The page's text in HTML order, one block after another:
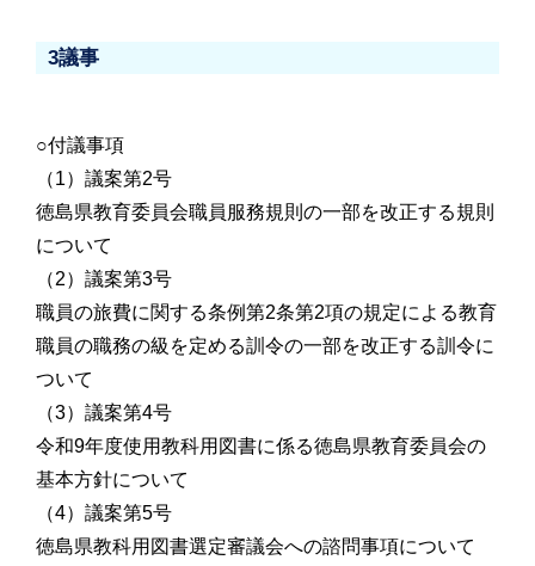
3議事
○付議事項
（1）議案第2号
徳島県教育委員会職員服務規則の一部を改正する規則
について
（2）議案第3号
職員の旅費に関する条例第2条第2項の規定による教育
職員の職務の級を定める訓令の一部を改正する訓令に
ついて
（3）議案第4号
令和9年度使用教科用図書に係る徳島県教育委員会の
基本方針について
（4）議案第5号
徳島県教科用図書選定審議会への諮問事項について